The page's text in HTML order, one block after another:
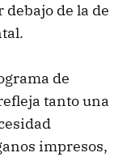
debajo de la de
de
tanto una
impresos,